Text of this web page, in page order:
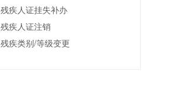
残疾人证挂失补办
残疾人证注销
残疾类别/等级变更